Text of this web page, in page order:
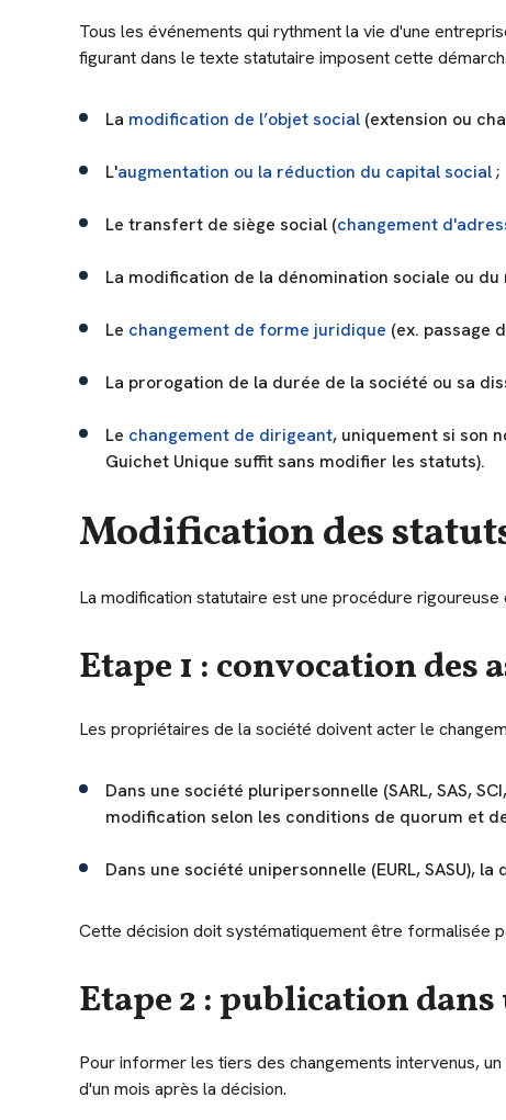
Tous les événements qui rythment la vie d'une
figurant dans le texte statutaire imposent cette
La modification de l’objet social (extension ou
L'augmentation ou la réduction du capital social;
Le transfert de siège social (changement
La modification de la dénomination sociale ou
Le changement de forme juridique (ex. passage
La prorogation de la durée de la société ou sa
Le changement de dirigeant, uniquement si son
Guichet Unique suffit sans modifier les statuts).
Modification des
La modification statutaire est une procédure
Etape 1 : convocation des
Les propriétaires de la société doivent acter le
Dans une société pluripersonnelle (SARL, SAS,
modification selon les conditions de quorum et
Dans une société unipersonnelle (EURL, SASU),
Cette décision doit systématiquement être formalisée
Etape 2 : publication
Pour informer les tiers des changements intervenus, un
d'un mois après la décision.